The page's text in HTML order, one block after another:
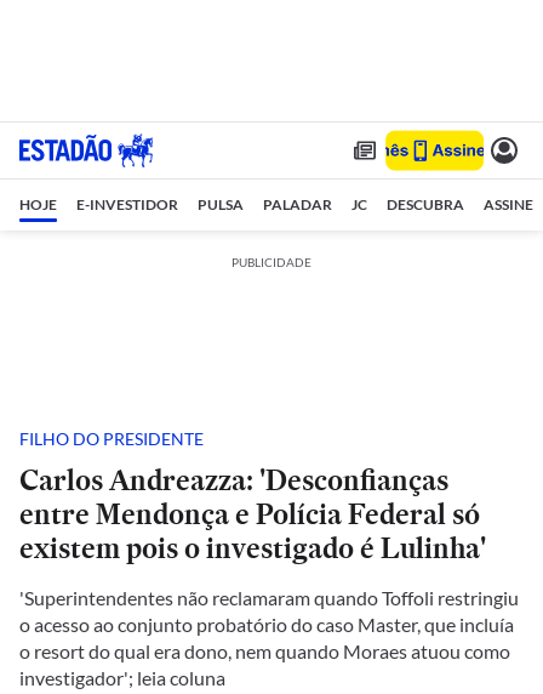
HOJE E-INVESTIDOR PULSA PALADAR JC DESCUBRA ASSINE
PUBLICIDADE
FILHO DO PRESIDENTE
Carlos Andreazza: 'Desconfianças
entre Mendonça e Polícia Federal só
existem pois o investigado é Lulinha'
'Superintendentes não reclamaram quando Toffoli restringiu
o acesso ao conjunto probatório do caso Master, que incluía
o resort do qual era dono, nem quando Moraes atuou como
investigador'; leia coluna